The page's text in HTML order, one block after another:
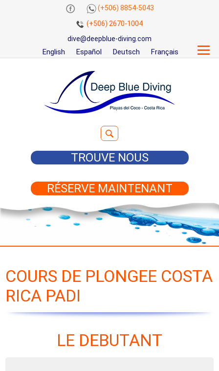
(+506) 8854-5043
(+506) 2670-1004
dive@deepblue-diving.com
English Español Deutsch Français
Rechercher :
TROUVE NOUS
RÉSERVE MAINTENANT
COURS DE PLONGEE COSTA
RICA PADI
LE DEBUTANT